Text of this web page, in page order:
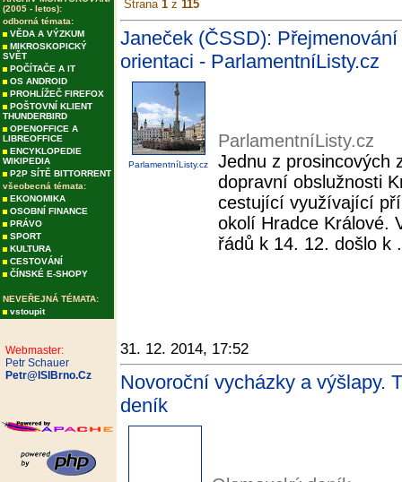
(2005 - letos):
odborná témata:
VĚDA A VÝZKUM
MIKROSKOPICKÝ
SVĚT
POČÍTAČE A IT
OS ANDROID
PROHLÍŽEČ FIREFOX
POŠTOVNÍ KLIENT
THUNDERBIRD
OPENOFFICE A
LIBREOFFICE
ENCYKLOPEDIE
WIKIPEDIA
P2P SÍTĚ BITTORRENT
všeobecná témata:
EKONOMIKA
OSOBNÍ FINANCE
PRÁVO
SPORT
KULTURA
CESTOVÁNÍ
ČÍNSKÉ E-SHOPY
NEVEŘEJNÁ TÉMATA:
vstoupit
Webmaster:
Petr Schauer
Petr@ISIBrno.Cz
Strana 1 z 115
Janeček (ČSSD):
orientaci - ParlamentníListy.cz
ParlamentníListy.cz
ParlamentníListy.cz
Jednu z prosincových
dopravní obslužnosti
cestující využívající
okolí Hradce Králové.
řádů k 14. 12. došlo k
31. 12. 2014, 17:52
Novoroční vycházky a výšlapy.
deník